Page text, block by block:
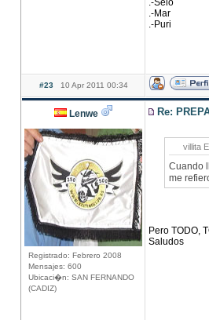
.-Selo
.-Mar
.-Puri
#23 10 Apr 2011 00:34
Lenwe
Registrado: Febrero 2008
Mensajes: 600
Ubicaci�n: SAN FERNANDO
(CADIZ)
Re:
villita
Cuando
me
Pero TODO,
Saludos